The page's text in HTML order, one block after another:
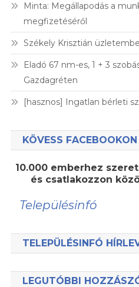
Minta: Megállapodás a
megfizetéséről
Székely Krisztián
Eladó 67 nm-es, 1 + 3
Gazdagréten
[hasznos] Ingatlan bérleti
KÖVESS
10.000 emberhez
és csatlakozzon
Településinfó
TELEPÜLÉSINFÓ
LEGUTÓBBI